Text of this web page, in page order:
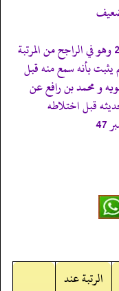
عبدالرزاق بن همام مدلس (الفتح المبين : 2/58 وھو في الراجح من المرتبة
يثبت بأنه سمع منه قبل
و محمد بن رافع عن
قبل اختلاطه
الرتبة عند